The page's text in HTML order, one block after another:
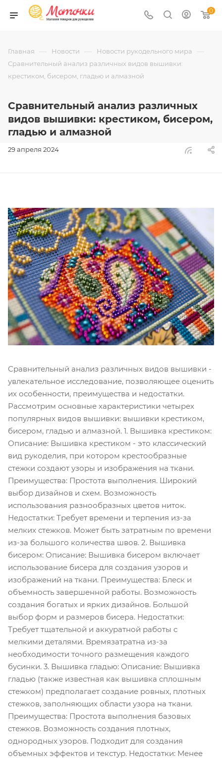
0
Главная — Новости — Новости рукодельного мира —
Сравнительный анализ различных видов вышивки:
крестиком, бисером, гладью и алмазной
Сравнительный анализ различных
видов вышивки: крестиком, бисером,
гладью и алмазной
29 апреля 2024
Сравнительный анализ различных видов вышивки -
увлекательное исследование, позволяющее оценить
их особенности, преимущества и недостатки.
Рассмотрим основные характеристики четырех
популярных видов вышивки: вышивки крестиком,
бисером, гладью и алмазной. 1. Вышивка крестиком:
Описание: Вышивка крестиком - это классический
вид рукоделия, при котором крестообразные
стежки создают узоры и изображения на ткани.
Преимущества: Простота выполнения. Широкий
выбор дизайнов и схем. Возможность
использования разнообразных цветов ниток.
Недостатки: Требует времени и терпения из-за
мелких стежков. Может быть затратным по времени
из-за большого количества швов. 2. Вышивка
бисером: Описание: Вышивка бисером включает
использование бисера для создания узоров и
изображений на ткани. Преимущества: Блеск и
объемность завершенной работы. Возможность
создания богатых и ярких дизайнов. Большой
выбор форм и размеров бисера. Недостатки:
Требует тщательной и аккуратной работы с
мелкими деталями. Времязатратна из-за
необходимости точного размещения каждого
бусинки. 3. Вышивка гладью: Описание: Вышивка
гладью (также известная как вышивка сплошным
стежком) предполагает создание ровных, плотных
стежков, заполняющих области узора на ткани.
Преимущества: Простота выполнения базовых
стежков. Возможность создания плотных,
однородных узоров. Подходит для создания
объемных эффектов и текстур. Недостатки: Менее